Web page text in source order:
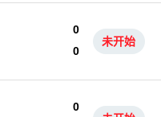
0
0
未开始
0